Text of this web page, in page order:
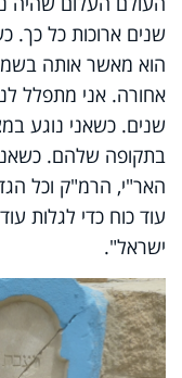
שנים ארוכות כל כך.
הוא מאשר אותה
אחורה. אני מתפלל
שנים. כשאני נוגע
בתקופה שלהם.
האר"י, הרמ"ק וכל
עוד כוח כדי לגלות
ישראל".